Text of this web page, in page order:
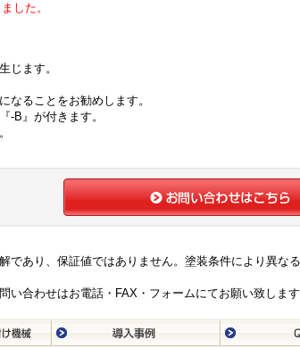
した。
じます。
ることをお勧めします。
-B』が付きます。
であり、保証値ではありません。塗装条件により異な
い合わせはお電話・FAX・フォームにてお願い致しま